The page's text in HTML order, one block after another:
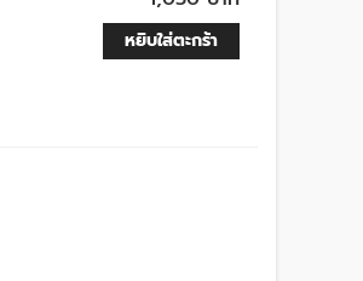
หยิบใส่ตะกร้า